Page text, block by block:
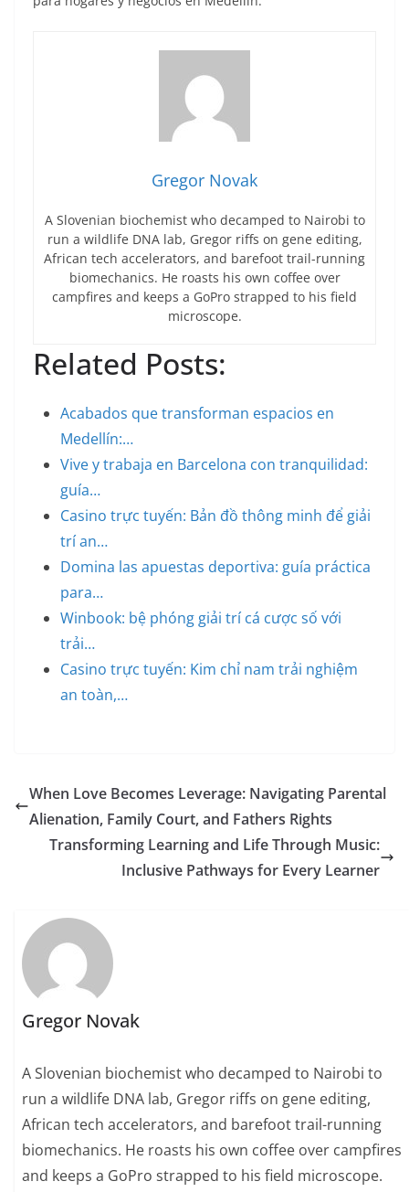
Gregor Novak
A Slovenian biochemist who decamped to Nairobi to
run a wildlife DNA lab, Gregor riffs on gene editing,
African tech accelerators, and barefoot trail-running
biomechanics. He roasts his own coffee over
campfires and keeps a GoPro strapped to his field
microscope.
Related Posts:
Acabados que transforman espacios en
Medellín:…
Vive y trabaja en Barcelona con tranquilidad:
guía…
Casino trực tuyến: Bản đồ thông minh để giải
trí an…
Domina las apuestas deportiva: guía práctica
para…
Winbook: bệ phóng giải trí cá cược số với
trải…
Casino trực tuyến: Kim chỉ nam trải nghiệm
an toàn,…
When Love Becomes Leverage: Navigating Parental
Alienation, Family Court, and Fathers Rights
Transforming Learning and Life Through Music:
Inclusive Pathways for Every Learner
Gregor Novak
A Slovenian biochemist who decamped to Nairobi to
run a wildlife DNA lab, Gregor riffs on gene editing,
African tech accelerators, and barefoot trail-running
biomechanics. He roasts his own coffee over campfires
and keeps a GoPro strapped to his field microscope.